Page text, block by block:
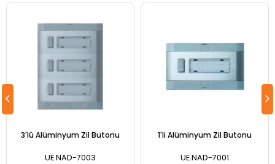
3'lü Alüminyum Zil Butonu
UE.NAD-7003
1'li Alüminyum Zil Butonu
UE.NAD-7001